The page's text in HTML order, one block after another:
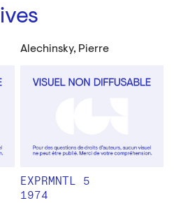
Alechinsky, Pierre
EXPRMNTL 5
1974